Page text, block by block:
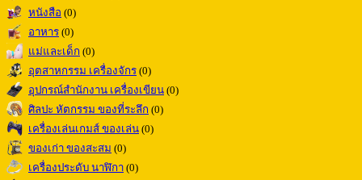
หนังสือ (0)
อาหาร (0)
แม่และเด็ก (0)
อุตสาหกรรม เครื่องจักร (0)
อุปกรณ์สำนักงาน เครื่องเขียน (0)
ศิลปะ หัตกรรม ของที่ระลึก (0)
เครื่องเล่นเกมส์ ของเล่น (0)
ของเก่า ของสะสม (0)
เครื่องประดับ นาฬิกา (0)